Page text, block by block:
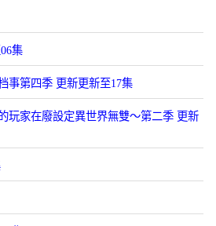
集
事第四季 更新更新至17集
玩家在廢設定異世界無雙～第二季 更新